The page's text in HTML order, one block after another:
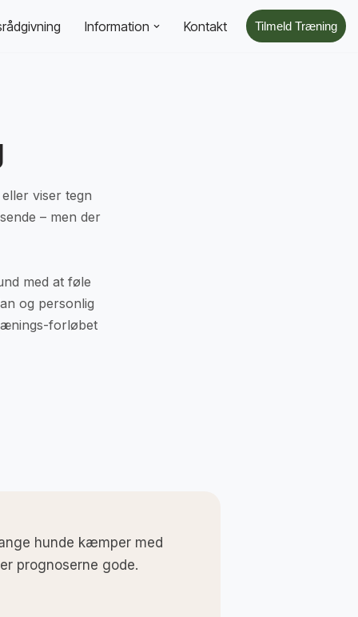
Information Kontakt Tilmeld Træning
viser tegn
– men der
med at føle
og personlig
forløbet
hunde kæmper med
prognoserne gode.